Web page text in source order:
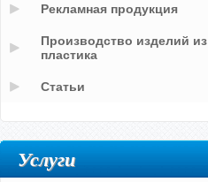
Рекламная продукция
Производство изделий из
пластика
Статьи
Услуги